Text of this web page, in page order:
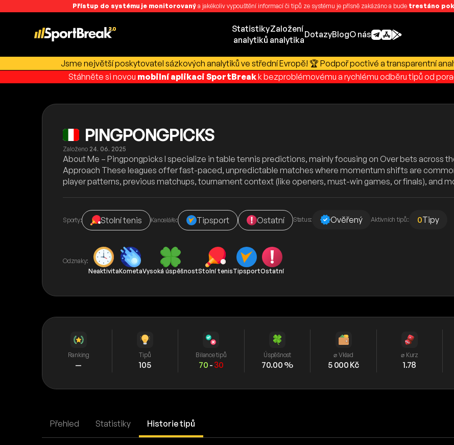
Přístup do systému je monitorovanýa jakékoliv vypouštění informací či tipů ze systému je přísně zakázáno a bude trestáno
Statistiky
analytiků
Založení
analytika
DotazyBlogO nás
Jsme největší poskytovatel sázkových analytiků ve střední Evropě! 🏆 Podpoř poctivé a transparentní
Stáhněte si novou mobilní aplikaci SportBreakk bezproblémovému a rychlému odběru tipů od
PINGPONGPICKS
Založeno 24. 06. 2025
About Me – Pingpongpicks I specialize in table tennis predictions, mainly focusing on Over bets across
Approach These leagues offer fast-paced, unpredictable matches where momentum shifts are
player patterns, previous matchups, tournament context (like openers, must-win games, or finals), and
Sporty: Stolní tenis Kanceláře: Tipsport Ostatní Status: Ověřený Aktivních tipů: 0Tipy
Odznaky:
NeaktivitaKometaVysoká úspěšnostStolní tenisTipsportOstatní
Ranking
—
Tipů
105
Bilance tipů
70 - 30
Úspěšnost
70.00 %
⌀ Vklad
5 000 Kč
⌀ Kurz
1.78
Přehled Statistiky Historie tipů